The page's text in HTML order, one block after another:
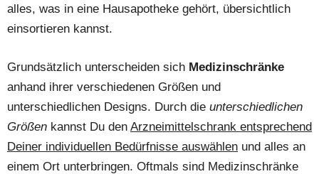
alles, was in eine Hausapotheke gehört, übersichtlich
einsortieren kannst.
Grundsätzlich unterscheiden sich Medizinschränke
anhand ihrer verschiedenen Größen und
unterschiedlichen Designs. Durch die unterschiedlichen
Größen kannst Du den Arzneimittelschrank entsprechend
Deiner individuellen Bedürfnisse auswählen und alles an
einem Ort unterbringen. Oftmals sind Medizinschränke